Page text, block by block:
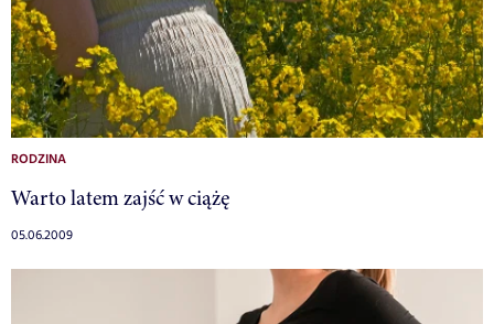
RODZINA
Warto latem zajść w ciążę
05.06.2009